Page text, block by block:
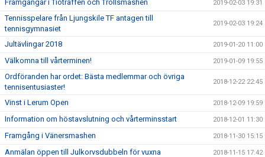
Framgångar i Tioträffen och Trollsmashen 2019-02-03 19:31
Tennisspelare från Ljungskile TF antagen till
tennisgymnasiet
2019-02-03 19:24
Jultävlingar 2018 2019-01-20 11:00
Välkomna till vårterminen! 2019-01-09 19:55
Ordföranden har ordet: Bästa medlemmar och övriga
tennisentusiaster!
2018-12-22 22:45
Vinst i Lerum Open 2018-12-09 19:59
Information om höstavslutning och vårterminsstart 2018-12-01 11:30
Framgång i Vänersmashen 2018-11-30 15:15
Anmälan öppen till Julkorvsdubbeln för vuxna 2018-11-15 17:42